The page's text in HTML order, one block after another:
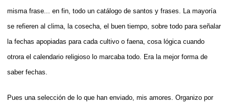
misma frase... en fin, todo un catálogo de santos y frases. La mayoría
se refieren al clima, la cosecha, el buen tiempo, sobre todo para señalar
la fechas apopiadas para cada cultivo o faena, cosa lógica cuando
otrora el calendario religioso lo marcaba todo. Era la mejor forma de
saber fechas.
Pues una selección de lo que han enviado, mis amores. Organizo por